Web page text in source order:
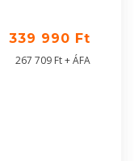
339 990 Ft
267 709 Ft + ÁFA